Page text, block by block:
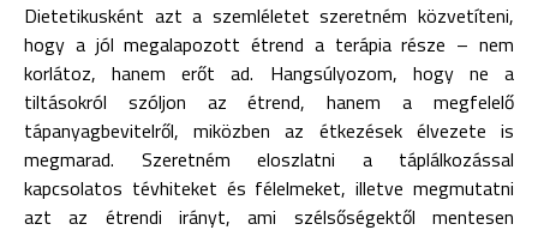
Dietetikusként azt a szemléletet szeretném közvetíteni,
hogy a jól megalapozott étrend a terápia része – nem
korlátoz, hanem erőt ad. Hangsúlyozom, hogy ne a
tiltásokról szóljon az étrend, hanem a megfelelő
tápanyagbevitelről, miközben az étkezések élvezete is
megmarad. Szeretném eloszlatni a táplálkozással
kapcsolatos tévhiteket és félelmeket, illetve megmutatni
azt az étrendi irányt, ami szélsőségektől mentesen